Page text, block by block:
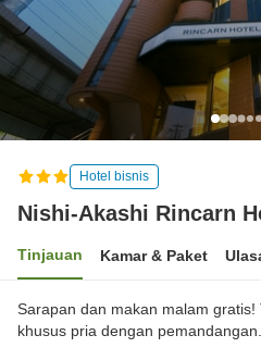
Hotel bisnis
Nishi-Akashi Rincarn
Tinjauan Kamar & Paket
Sarapan dan makan malam
khusus pria dengan